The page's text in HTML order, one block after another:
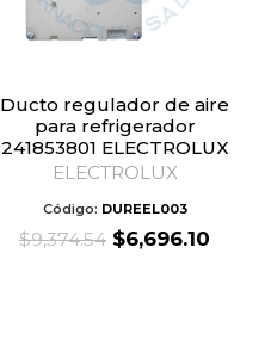
Ducto regulador de aire
para refrigerador
241853801 ELECTROLUX
ELECTROLUX
Código: DUREEL003
$9,374.54 Original
$6,696.10